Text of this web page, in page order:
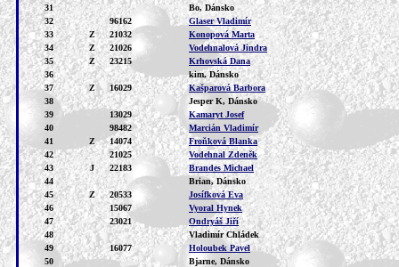
31
Bo, Dánsko
32
96162
Glaser Vladimír
33
Z 21032
Konopová Marta
34
Z 21026
Vodehnalová Jindra
35
Z 23215
Krhovská Dana
36
kim, Dánsko
37
Z 16029
Kašparová Barbora
38
Jesper K, Dánsko
39
13029
Kamaryt Josef
40
98482
Marcián Vladimír
41
Z 14074
Froňková Blanka
42
21025
Vodehnal Zdeněk
43
J 22183
Brandes Michael
44
Brian, Dánsko
45
Z 20533
Josífková Eva
46
15067
Vyoral Hynek
47
23021
Ondryáš Jiří
48
Vladimír Chládek
49
16077
Holoubek Pavel
50
Bjarne, Dánsko